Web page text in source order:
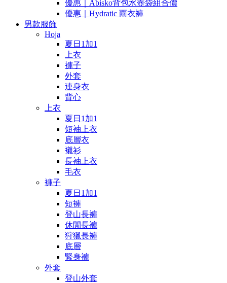
優惠｜Abisko背包水壺袋組合價
優惠｜Hydratic 雨衣褲
男款服飾
Hoja
夏日1加1
上衣
褲子
外套
連身衣
背心
上衣
夏日1加1
短袖上衣
底層衣
襯衫
長袖上衣
毛衣
褲子
夏日1加1
短褲
登山長褲
休閒長褲
狩獵長褲
底層
緊身褲
外套
登山外套